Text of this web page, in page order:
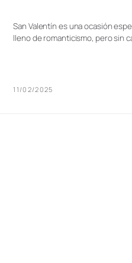
San Valentín es una ocasión
lleno de romanticismo, pero sin
11/02/2025